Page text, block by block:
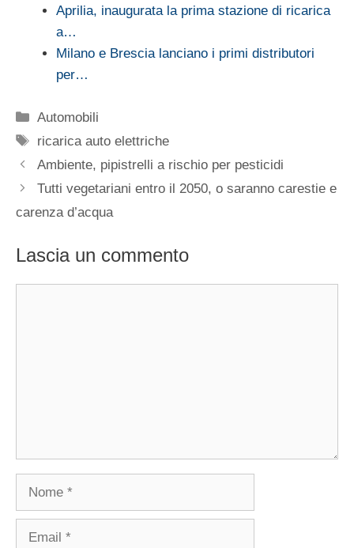
Aprilia, inaugurata la prima stazione di ricarica
a…
Milano e Brescia lanciano i primi distributori
per…
Categorie
Automobili
Tag
ricarica auto elettriche
Ambiente, pipistrelli a rischio per pesticidi
Tutti vegetariani entro il 2050, o saranno carestie e
carenza d’acqua
Lascia un commento
Nome
Email